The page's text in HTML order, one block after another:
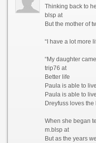
blsp at
But the mother of two, now based in the coastal city
“I have a lot more life here,” Dreyfuss, who is originally from Texas, tells CNN
“My daughter came to visit one time, and asked, “Well,
trip76 at
Better life
Paula is able to live a comfortable life on an
Paula is able to live a comfortable life on an \"adequate
Dreyfuss loves the local food and usually eats out at least three times a
When she began teaching after working in corporate
m.blsp at
But as the years went by and the